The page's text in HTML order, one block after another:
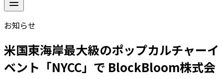
お知らせ
米国東海岸最大級のポップカルチャーイ
ベント「NYCC」で BlockBloom株式会